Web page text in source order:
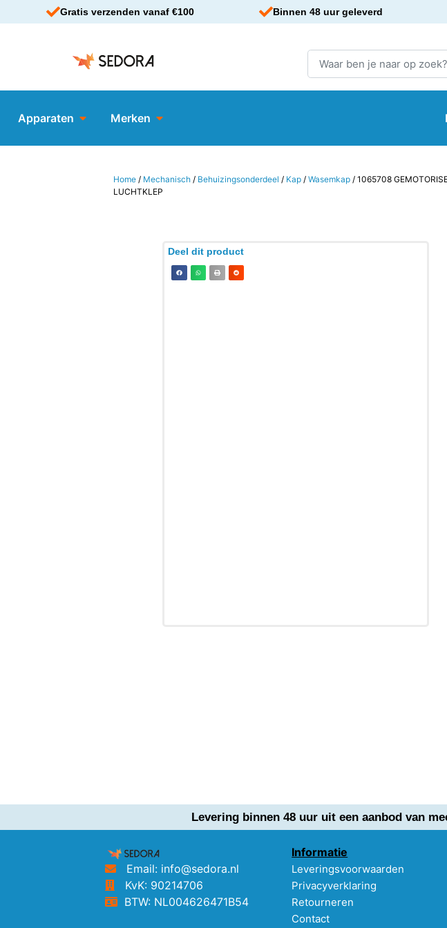
Gratis verzenden vanaf €100 Binnen 48 uur geleverd
Apparaten Merken
Home / Mechanisch / Behuizingsonderdeel / Kap /Wasemkap / 1065708
LUCHTKLEP
Deel dit product
Levering binnen 48 uur uit een aanbod van
Email: info@sedora.nl
KvK: 90214706
BTW: NL004626471B54
Informatie
Leveringsvoorwaarden
Privacyverklaring
Retourneren
Contact